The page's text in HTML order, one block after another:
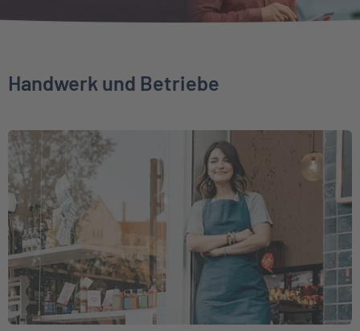
Handwerk und Betriebe
Weiter zu Betriebshaftpflichtversicherung